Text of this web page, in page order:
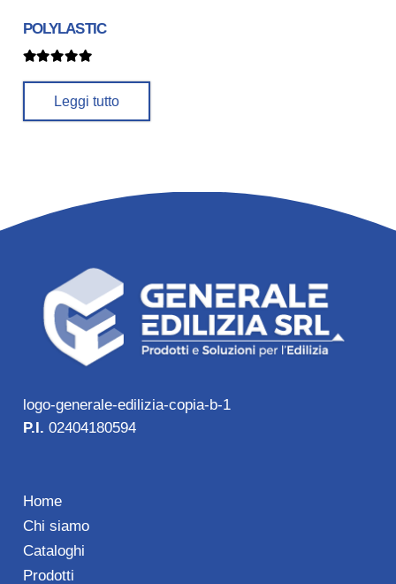
POLYLASTIC
Leggi tutto
logo-generale-edilizia-copia-b-1
P.I. 02404180594
Home
Chi siamo
Cataloghi
Prodotti